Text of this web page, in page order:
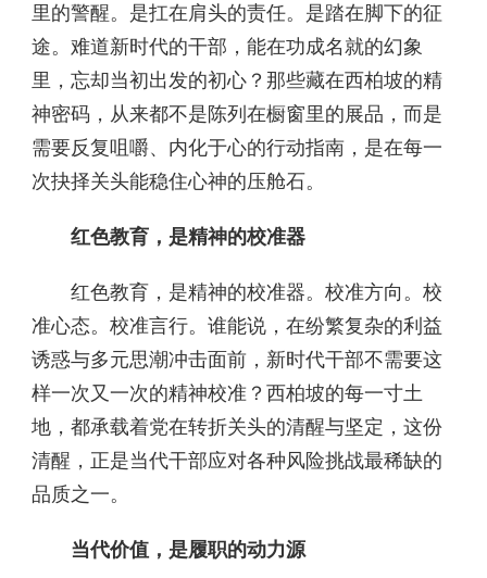
里的警醒。是扛在肩头的责任。是踏在脚下的征
途。难道新时代的干部，能在功成名就的幻象
里，忘却当初出发的初心？那些藏在西柏坡的精
神密码，从来都不是陈列在橱窗里的展品，而是
需要反复咀嚼、内化于心的行动指南，是在每一
次抉择关头能稳住心神的压舱石。
红色教育，是精神的校准器
红色教育，是精神的校准器。校准方向。校
准心态。校准言行。谁能说，在纷繁复杂的利益
诱惑与多元思潮冲击面前，新时代干部不需要这
样一次又一次的精神校准？西柏坡的每一寸土
地，都承载着党在转折关头的清醒与坚定，这份
清醒，正是当代干部应对各种风险挑战最稀缺的
品质之一。
当代价值，是履职的动力源